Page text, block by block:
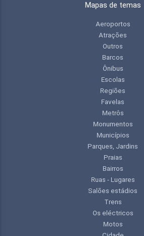
Mapas de temas
Aeroportos
Atrações
Outros
Barcos
Ônibus
Escolas
Regiões
Favelas
Metrôs
Monumentos
Municípios
Parques, Jardins
Praias
Bairros
Ruas - Lugares
Salões estádios
Trens
Os eléctricos
Motos